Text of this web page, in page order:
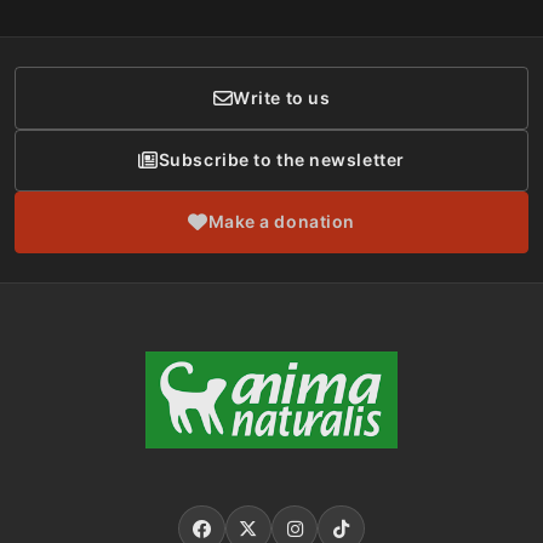
Donor Care
Write to us
Subscribe to the newsletter
Make a donation